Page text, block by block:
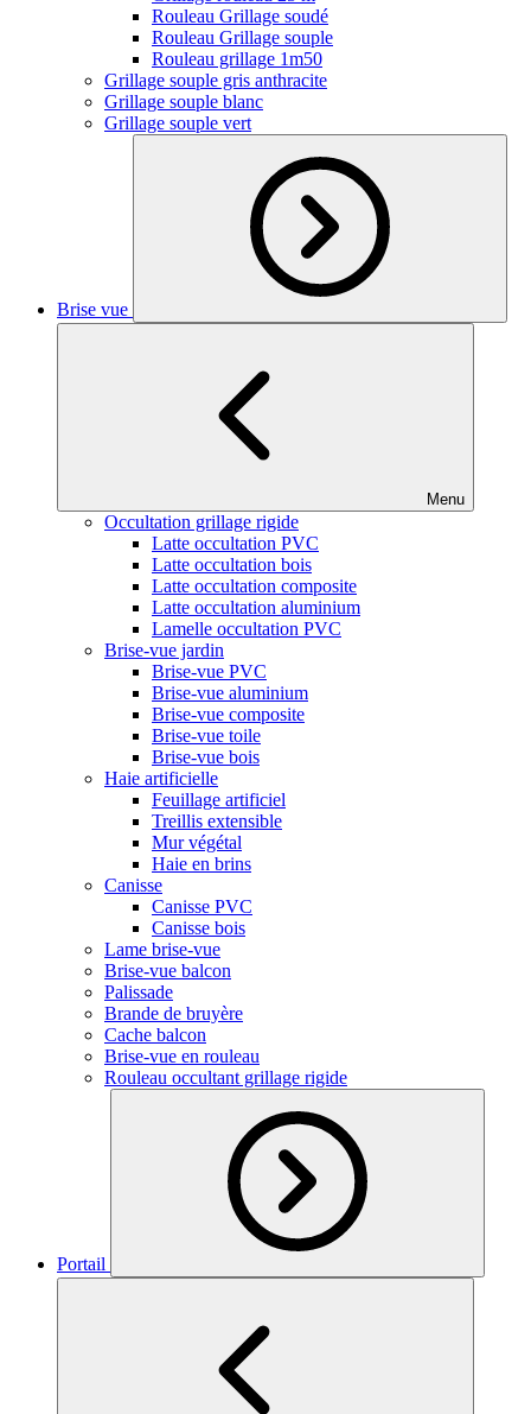
Rouleau Grillage soudé
Rouleau Grillage souple
Rouleau grillage 1m50
Grillage souple gris anthracite
Grillage souple blanc
Grillage souple vert
Brise vue
Menu
Occultation grillage rigide
Latte occultation PVC
Latte occultation bois
Latte occultation composite
Latte occultation aluminium
Lamelle occultation PVC
Brise-vue jardin
Brise-vue PVC
Brise-vue aluminium
Brise-vue composite
Brise-vue toile
Brise-vue bois
Haie artificielle
Feuillage artificiel
Treillis extensible
Mur végétal
Haie en brins
Canisse
Canisse PVC
Canisse bois
Lame brise-vue
Brise-vue balcon
Palissade
Brande de bruyère
Cache balcon
Brise-vue en rouleau
Rouleau occultant grillage rigide
Portail